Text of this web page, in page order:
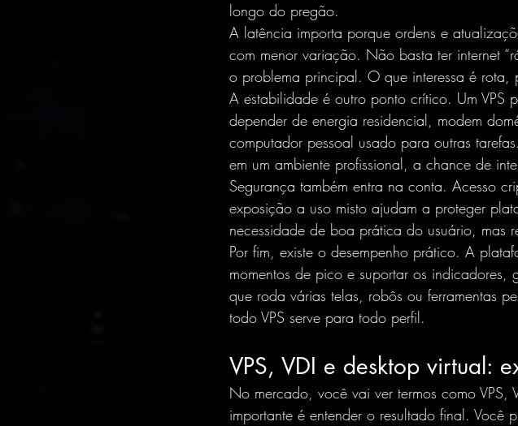
longo do pregão.
A latência importa porque ordens e
com menor variação. Não basta ter internet
o problema principal. O que interessa é
A estabilidade é outro ponto crítico. Um VPS
depender de energia residencial, modem
computador pessoal usado para outras
em um ambiente profissional, a chance de
Segurança também entra na conta. Acesso
exposição a uso misto ajudam a proteger
necessidade de boa prática do usuário, mas
Por fim, existe o desempenho prático. A
momentos de pico e suportar os
que roda várias telas, robôs ou ferramentas
todo VPS serve para todo perfil.
VPS, VDI e desktop virtual:
No mercado, você vai ver termos como VPS,
importante é entender o resultado final. Você